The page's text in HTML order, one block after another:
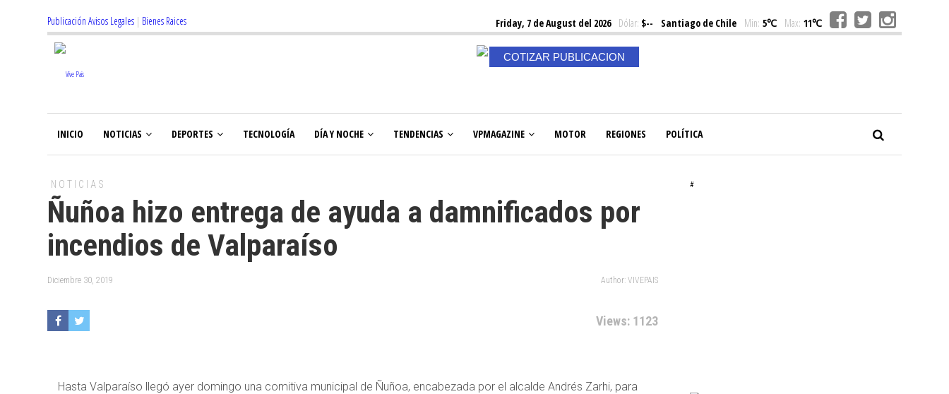
Publicación Avisos Legales | Bienes Raices Friday, 7 de August del 2026Dólar: $-- Santiago de Chile Min: 5℃ Max: 11℃
COTIZAR PUBLICACION
INICIO NOTICIAS DEPORTES TECNOLOGÍA DÍA Y NOCHE TENDENCIAS VPMAGAZINE MOTOR REGIONES POLÍTICA
NOTICIAS
Ñuñoa hizo entrega de ayuda a damnificados por
incendios de Valparaíso
Diciembre 30, 2019 Author: VIVEPAIS
Views: 1123
Hasta Valparaíso llegó ayer domingo una comitiva municipal de Ñuñoa, encabezada por el alcalde Andrés Zarhi, para
#